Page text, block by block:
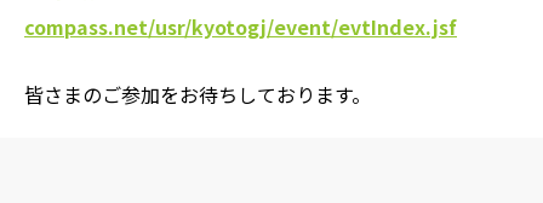
compass.net/usr/kyotogj/event/evtIndex.jsf
皆さまのご参加をお待ちしております。